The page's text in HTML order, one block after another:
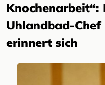
Knochenarbeit“:
Uhlandbad-Chef
erinnert sich